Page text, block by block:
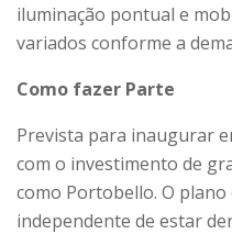
iluminação pontual e
variados conforme a
Como fazer Parte
Prevista para inaugurar
com o investimento de
como Portobello. O plano
independente de estar